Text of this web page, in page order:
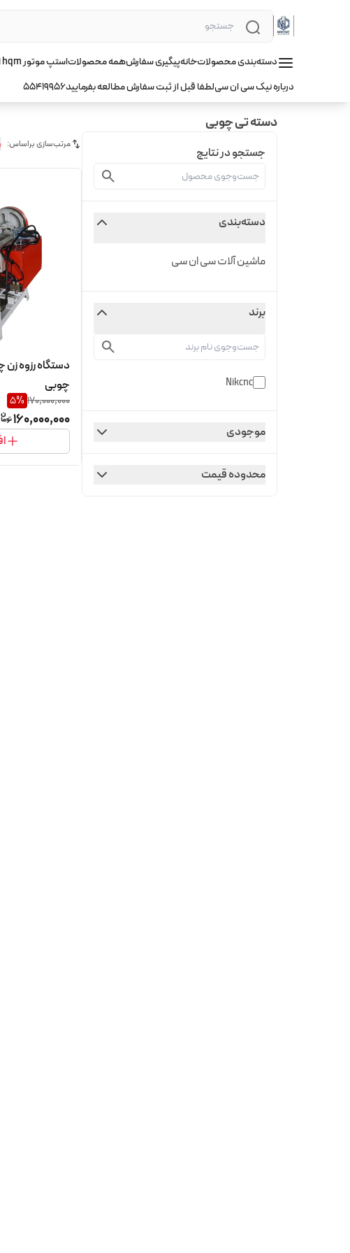
دسته‌بندی محصولاتخانهپیگیری سفارشهمه محصولاتاستپ موتور hqm اچ کیو ام
درباره نیک سی ان سیلطفا قبل از ثبت سفارش مطالعه بفرمایید55419956
دسته تی چوبی
جستجو در نتایج
دسته‌بندی
ماشین آلات سی ان سی
برند
Nikcnc
موجودی
محدوده قیمت
مرتب‌سازی براساس:
دستگاه رزوه
چوبی
170,000,000
5%
160,000,000